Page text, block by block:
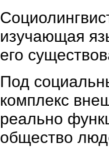
изучающая
его
Под
комплекс
реально
общество